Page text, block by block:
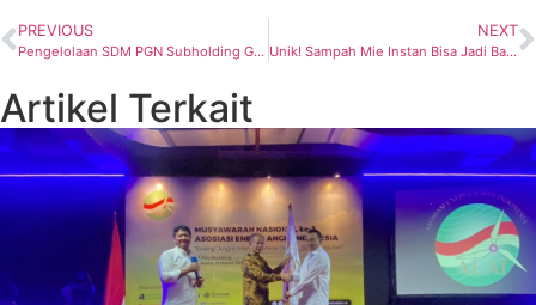
PREVIOUS
Pengelolaan SDM PGN Subholding Gas Unggulkan Program Pengembangan Kompetensi dan Adaptasi Digital
NEXT
Unik! Sampah Mie Instan Bisa Jadi Bahan Bakar Bernilai Cuan
Artikel Terkait